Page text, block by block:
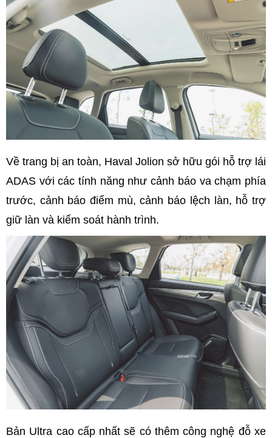
Về trang bị an toàn, Haval Jolion sở hữu gói hỗ trợ lái
ADAS với các tính năng như cảnh báo va chạm phía
trước, cảnh báo điểm mù, cảnh báo lệch làn, hỗ trợ
giữ làn và kiểm soát hành trình.
Bản Ultra cao cấp nhất sẽ có thêm công nghệ đỗ xe